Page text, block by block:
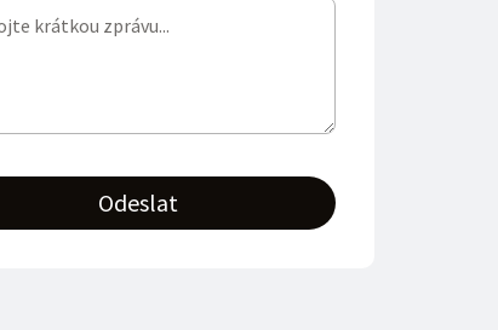
Odeslat